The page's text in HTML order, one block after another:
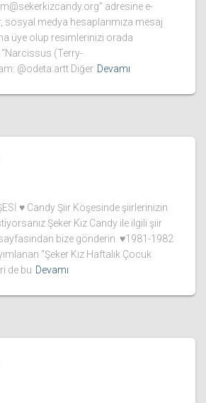
adresine e-
sosyal medya hesaplarımıza mesaj
üye olup resimlerinizi orada
(Terry-
@odeta.artt Diğer Devamı
♥ Candy Şiir Köşesinde şiirlerinizin
Şeker Kız Candy ile ilgili şiir
sayfasından bize gönderin. ♥1981-1982
“Şeker Kız Haftalık Çocuk
de bu Devamı